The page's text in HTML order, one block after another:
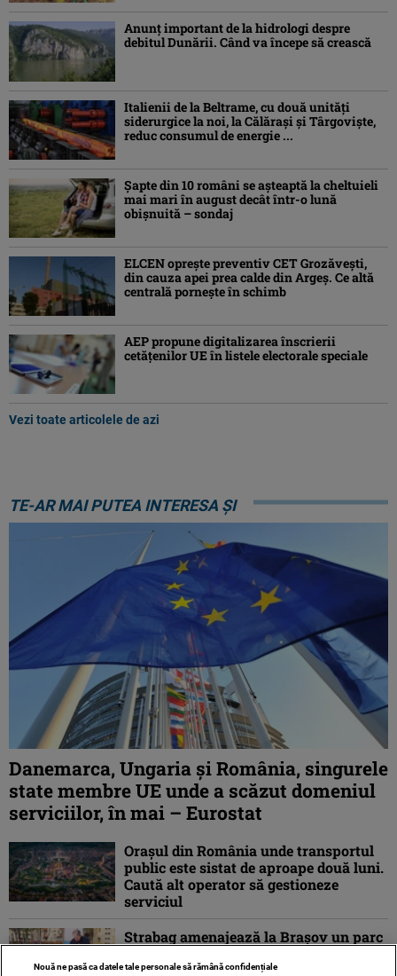
Anunț important de la hidrologi despre
debitul Dunării. Când va începe să crească
Italienii de la Beltrame, cu două unități
siderurgice la noi, la Călărași și Târgoviște,
reduc consumul de energie ...
Şapte din 10 români se aşteaptă la cheltuieli
mai mari în august decât într-o lună
obişnuită – sondaj
ELCEN oprește preventiv CET Grozăvești,
din cauza apei prea calde din Argeș. Ce altă
centrală pornește în schimb
AEP propune digitalizarea înscrierii
cetăţenilor UE în listele electorale speciale
Vezi toate articolele de azi
TE-AR MAI PUTEA INTERESA ȘI
Danemarca, Ungaria şi România, singurele
state membre UE unde a scăzut domeniul
serviciilor, în mai – Eurostat
Orașul din România unde transportul
public este sistat de aproape două luni.
Caută alt operator să gestioneze
serviciul
Strabag amenajează la Brașov un parc
Nouă ne pasă ca datele tale personale să rămână confidențiale